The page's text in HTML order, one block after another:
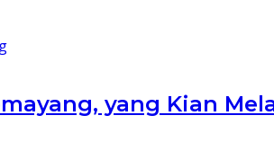
yang Kian